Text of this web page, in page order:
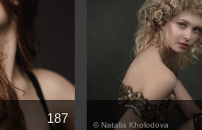
187 © Natalia Kholodova